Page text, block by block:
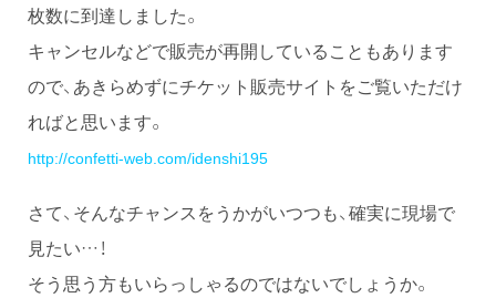
枚数に到達しました。
キャンセルなどで販売が再開していることもあります
ので、あきらめずにチケット販売サイトをご覧いただけ
ればと思います。
http://confetti-web.com/idenshi195
さて、そんなチャンスをうかがいつつも、確実に現場で
見たい…！
そう思う方もいらっしゃるのではないでしょうか。